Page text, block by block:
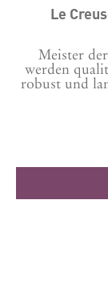
Le
Meister
werden
robust und
ganzen
können, die
ABS-
20.8 cm